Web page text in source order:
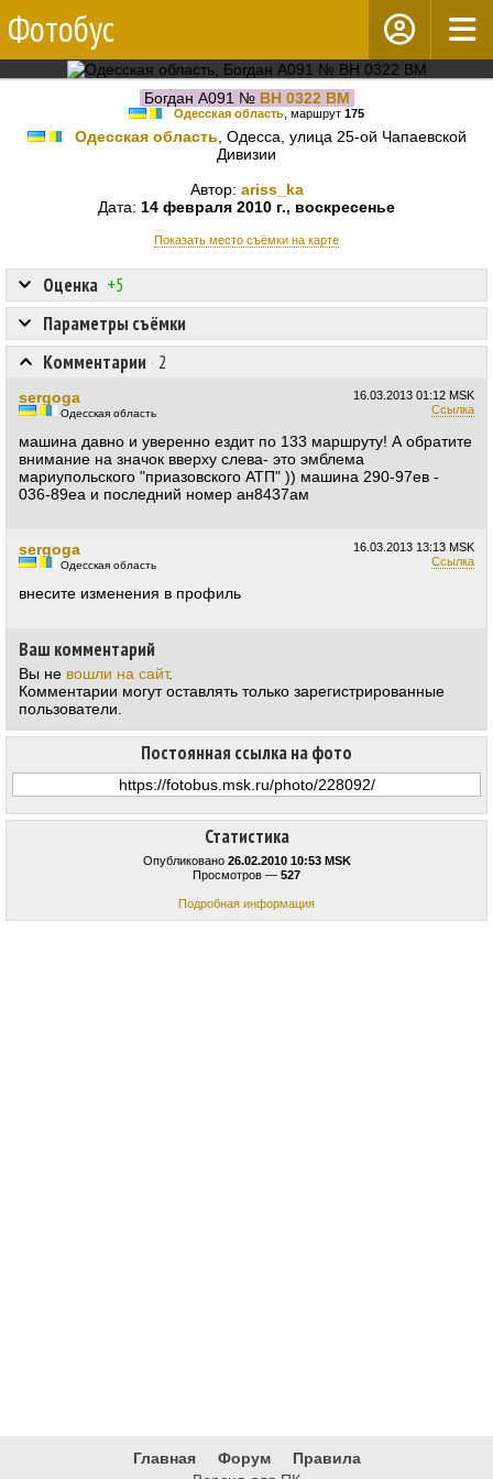
Фотобус
Богдан А091 № BH 0322 BM
Одесская область , маршрут 175
Одесская область , Одесса, улица 25-ой Чапаевской
Дивизии
Автор: ariss_ka
Дата: 14 февраля 2010 г., воскресенье
Показать место съёмки на карте
Статистика
Опубликовано 26.02.2010 10:53 MSK
Просмотров — 527
Подробная информация
Оценка +5
Постоянная ссылка на фото
Параметры съёмки
Комментарии · 2
16.03.2013 01:12 MSK
Ссылка
sergoga
Одесская область
машина давно и уверенно ездит по 133 маршруту! А обратите
внимание на значок вверху слева- это эмблема
мариупольского "приазовского АТП" )) машина 290-97ев -
036-89еа и последний номер ан8437ам
16.03.2013 13:13 MSK
Ссылка
sergoga
Одесская область
внесите изменения в профиль
Ваш комментарий
Вы не вошли на сайт.
Комментарии могут оставлять только зарегистрированные
пользователи.
Главная Форум
Правила